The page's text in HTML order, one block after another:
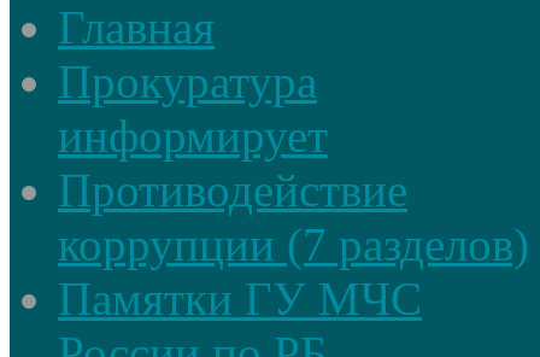
Главная
Прокуратура
информирует
Противодействие
коррупции (7 разделов)
Памятки ГУ МЧС